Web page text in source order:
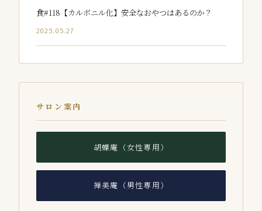
食#118【カルボニル化】安全なおやつはあるのか？
2025.05.27
サロン案内
胡蝶庵（女性専用）
禅美庵（男性専用）